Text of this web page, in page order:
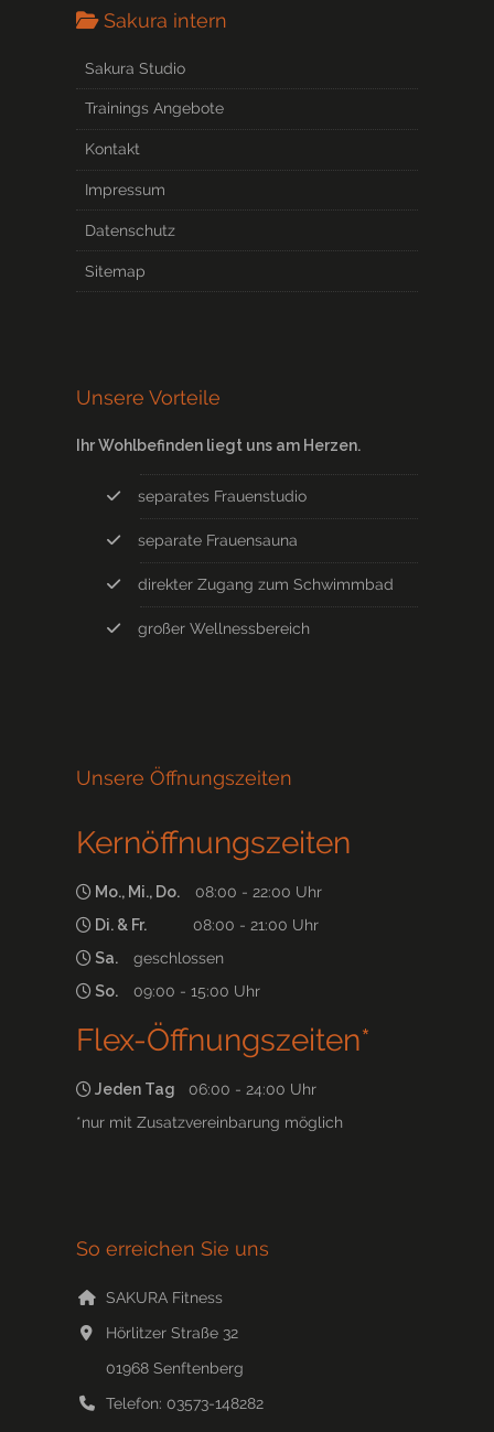
Sakura intern
Sakura Studio
Trainings Angebote
Kontakt
Impressum
Datenschutz
Sitemap
Unsere Vorteile
Ihr Wohlbefinden liegt uns am Herzen.
separates Frauenstudio
separate Frauensauna
direkter Zugang zum Schwimmbad
großer Wellnessbereich
Unsere Öffnungszeiten
Kernöffnungszeiten
Mo., Mi., Do.
08:00 - 22:00 Uhr
Di. & Fr.
08:00 - 21:00 Uhr
Sa.
geschlossen
So.
09:00 - 15:00 Uhr
Flex-Öffnungszeiten*
Jeden Tag 06:00 - 24:00 Uhr
*nur mit Zusatzvereinbarung möglich
So erreichen Sie uns
SAKURA Fitness
Hörlitzer Straße 32
01968 Senftenberg
Telefon: 03573-148282